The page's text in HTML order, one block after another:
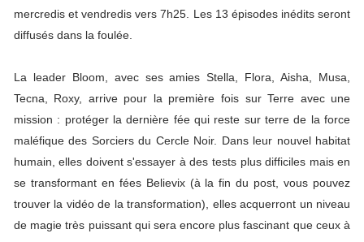
mercredis et vendredis vers 7h25. Les 13 épisodes inédits seront
diffusés dans la foulée.
La leader Bloom, avec ses amies Stella, Flora, Aisha, Musa,
Tecna, Roxy, arrive pour la première fois sur Terre avec une
mission : protéger la dernière fée qui reste sur terre de la force
maléfique des Sorciers du Cercle Noir. Dans leur nouvel habitat
humain, elles doivent s'essayer à des tests plus difficiles mais en
se transformant en fées Believix (à la fin du post, vous pouvez
trouver la vidéo de la transformation), elles acquerront un niveau
de magie très puissant qui sera encore plus fascinant que ceux à